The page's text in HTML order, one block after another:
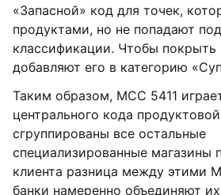
«Запасной» код для точек,
продуктами, но не попадают
классификации. Чтобы покрыть
добавляют его в категорию
Таким образом, MCC 5411
центрального кода
сгруппированы все остальные
специализированные магазины
клиента разница между этими
банки намеренно объединяют